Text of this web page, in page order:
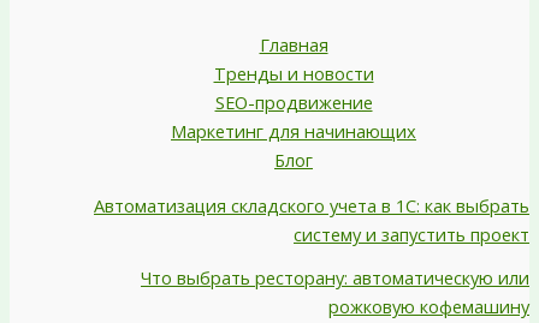
Главная
Тренды и новости
SEO-продвижение
Маркетинг для начинающих
Блог
Автоматизация складского учета в 1С: как выбрать
систему и запустить проект
Что выбрать ресторану: автоматическую или
рожковую кофемашину